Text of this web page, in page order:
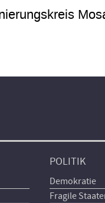
POLITIK
Demokratie
Fragile